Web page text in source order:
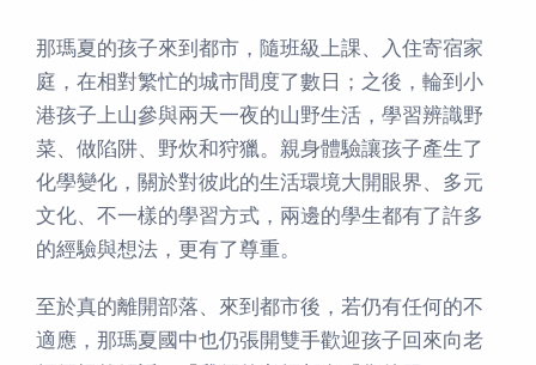
那瑪夏的孩子來到都市，隨班級上課、入住寄宿家
庭，在相對繁忙的城市間度了數日；之後，輪到小
港孩子上山參與兩天一夜的山野生活，學習辨識野
菜、做陷阱、野炊和狩獵。親身體驗讓孩子產生了
化學變化，關於對彼此的生活環境大開眼界、多元
文化、不一樣的學習方式，兩邊的學生都有了許多
的經驗與想法，更有了尊重。
至於真的離開部落、來到都市後，若仍有任何的不
適應，那瑪夏國中也仍張開雙手歡迎孩子回來向老